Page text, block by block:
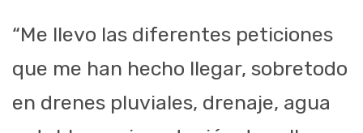
“Me llevo las diferentes peticiones
que me han hecho llegar, sobretodo
en drenes pluviales, drenaje, agua